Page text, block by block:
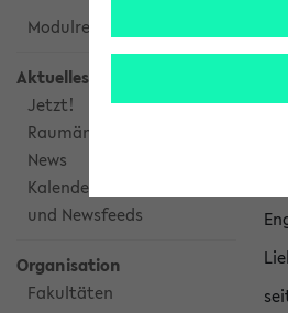
Modulrecherche
Aktuelles
Jetzt!
Raumänderungen
News
Kalenderintegration
und Newsfeeds
Organisation
Fakultäten